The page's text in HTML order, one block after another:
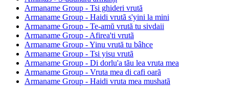
Armaname Group - Tsi ghideri vrută
Armaname Group - Haidi vrutã s'yini la mini
Armaname Group - Te-amŭ vrută tu sivdaii
Armaname Group - Afirea'ti vrutã
Armaname Group - Yinu vrută tu bâhce
Armaname Group - Tsi yisu vrutã
Armaname Group - Di dorlu'a tãu lea vruta mea
Armaname Group - Vruta mea di cafi oarã
Armaname Group - Haidi vruta mea mushatã